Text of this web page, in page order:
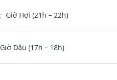
; Giờ Hợi (21h – 22h)
Giờ Dậu (17h – 18h)